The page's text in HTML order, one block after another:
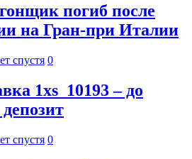
погиб после
на Гран-при Италии
спустя 0
1xs_10193 – до
депозит
спустя 0